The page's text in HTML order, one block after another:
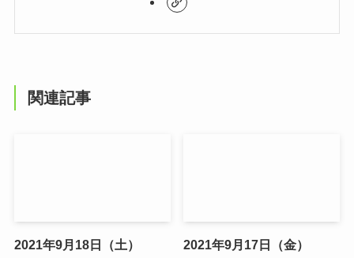
関連記事
2021年9月18日（土） 2021年9月17日（金）